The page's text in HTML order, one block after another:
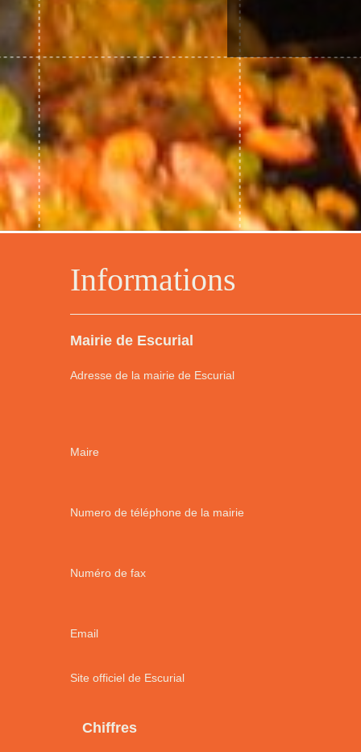
Informations
Mairie de Escurial
Adresse de la mairie de Escurial
Maire
Numero de téléphone de la mairie
Numéro de fax
Email
Site officiel de Escurial
Chiffres